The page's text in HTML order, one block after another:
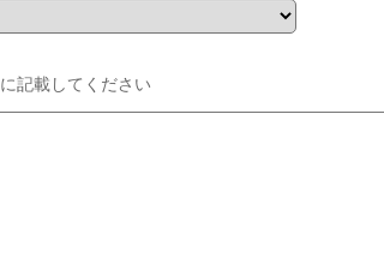
記載してください